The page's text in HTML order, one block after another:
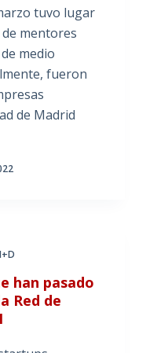
tuvo lugar
mentores
medio
fueron
de Madrid
han pasado
Red de